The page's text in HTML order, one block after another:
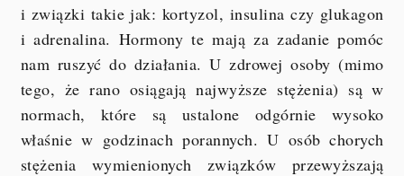
i związki takie jak: kortyzol, insulina czy glukagon
i adrenalina. Hormony te mają za zadanie pomóc
nam ruszyć do działania. U zdrowej osoby (mimo
tego, że rano osiągają najwyższe stężenia) są w
normach, które są ustalone odgórnie wysoko
właśnie w godzinach porannych. U osób chorych
stężenia wymienionych związków przewyższają